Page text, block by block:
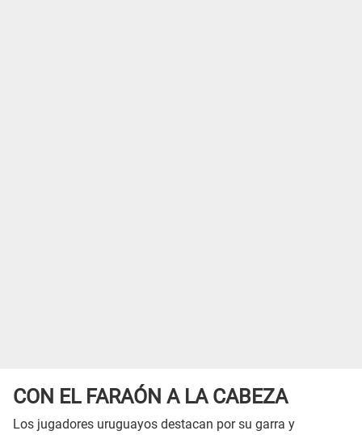
CON EL FARAÓN A LA CABEZA
Los jugadores uruguayos destacan por su garra y